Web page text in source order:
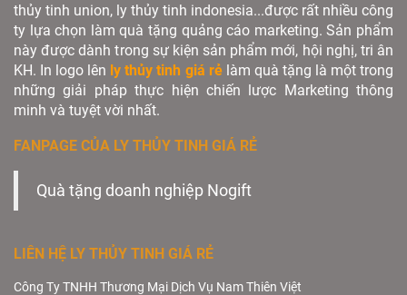
thủy tinh union, ly thủy tinh indonesia...được rất nhiều công
ty lựa chọn làm quà tặng quảng cáo marketing. Sản phẩm
này được dành trong sự kiện sản phẩm mới, hội nghị, tri ân
KH. In logo lên ly thủy tinh giá rẻlàm quà tặng là một trong
những giải pháp thực hiện chiến lược Marketing thông
minh và tuyệt vời nhất.
FANPAGE CỦA LY THỦY TINH GIÁ RẺ
Quà tặng doanh nghiệp Nogift
LIÊN HỆ LY THỦY TINH GIÁ RẺ
Công Ty TNHH Thương Mại Dịch Vụ Nam Thiên Việt